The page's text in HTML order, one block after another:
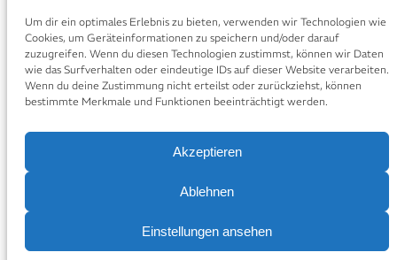
Um dir ein optimales Erlebnis zu bieten, verwenden wir Technologien wie
Cookies, um Geräteinformationen zu speichern und/oder darauf
zuzugreifen. Wenn du diesen Technologien zustimmst, können wir Daten
wie das Surfverhalten oder eindeutige IDs auf dieser Website verarbeiten.
Wenn du deine Zustimmung nicht erteilst oder zurückziehst, können
bestimmte Merkmale und Funktionen beeinträchtigt werden.
Akzeptieren
Ablehnen
Einstellungen ansehen
01:38
Wasseramsel
105 views
DATENSCHUTZERKLÄRUNG COOKIE-RICHTLINIE (EU)
© ANKE KNEIFEL